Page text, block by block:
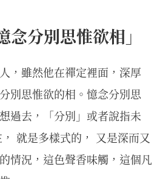
念分別思惟欲相」
，雖然他在禪定裡面，深厚
別思惟欲的相。憶念分別思
過去，「分別」或者說指未
就是多樣式的， 又是深而又
情況，這色聲香味觸，這個凡